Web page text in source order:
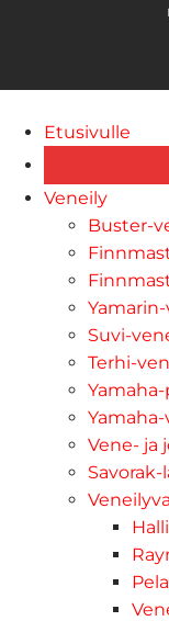
Etusivulle
Veneily
Buster-
Suvi-
Terhi-
Vene- ja